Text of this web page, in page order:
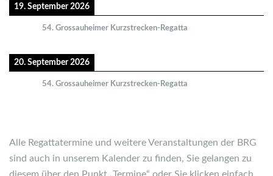
19. September 2026
54. Grossauheimer Kurzstrecken-Regatta
20. September 2026
54. Grossauheimer Kurzstrecken-Regatta
Alle Regattatermine und weitere Veranstaltungen der BRG
sind auch in unserem Kalender zu finden, Sie gelangen zu
diesem über den Punkt „Termine“ oder Sie klicken einfach